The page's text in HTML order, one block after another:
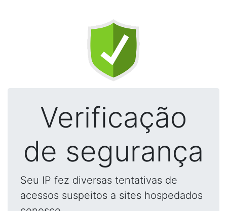
Verificação
de segurança
Seu IP fez diversas tentativas de
acessos suspeitos a sites hospedados